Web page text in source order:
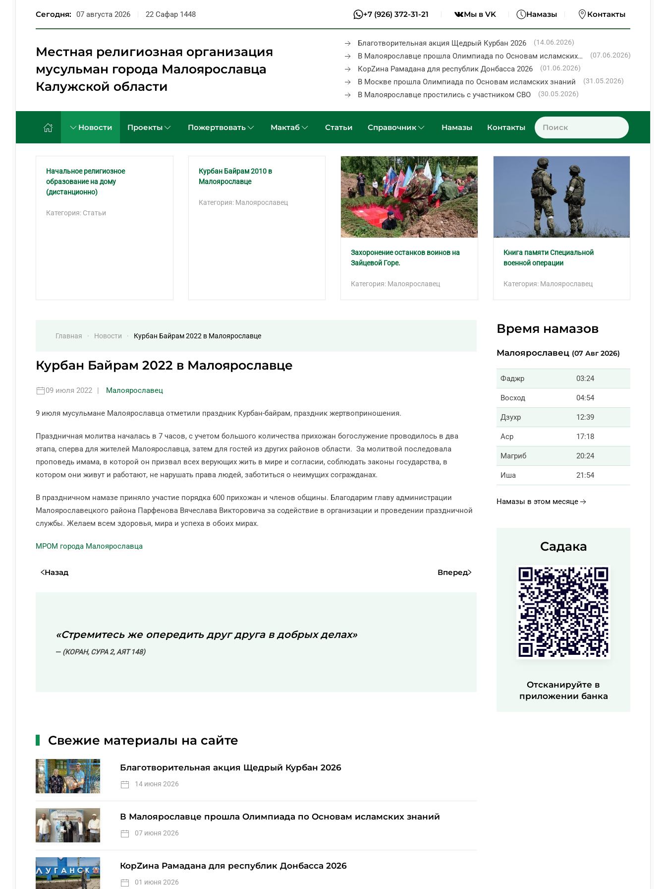
Перейти к содержимому
Сегодня: 07 августа 2026 22 Сафар 1448 +7 (926) 372-31-21 Мы в VK Намазы Контакты
Местная религиозная организация
мусульман города Малоярославца
Калужской области
Благотворительная акция Щедрый Курбан 2026 (14.06.2026)
В Малоярославце прошла Олимпиада по Основам исламских… (07.06.2026)
КорZина Рамадана для республик Донбасса 2026 (01.06.2026)
В Москве прошла Олимпиада по Основам исламских знаний (31.05.2026)
В Малоярославце простились с участником СВО (30.05.2026)
Новости Проекты Пожертвовать Мактаб Статьи Справочник Намазы Контакты
Начальное религиозное
образование на дому
(дистанционно)
Категория: Статьи
Курбан Байрам 2010 в
Малоярославце
Категория: Малоярославец
Захоронение останков воинов на
Зайцевой Горе.
Категория: Малоярославец
Книга памяти Специальной
военной операции
Категория: Малоярославец
Главная Новости Курбан Байрам 2022 в Малоярославце
Курбан Байрам 2022 в Малоярославце
09 июля 2022 | Малоярославец
9 июля мусульмане Малоярославца отметили праздник Курбан-байрам, праздник жертвоприношения.
Праздничная молитва началась в 7 часов, с учетом большого количества прихожан богослужение проводилось в два
этапа, сперва для жителей Малоярославца, затем для гостей из других районов области. За молитвой последовала
проповедь имама, в которой он призвал всех верующих жить в мире и согласии, соблюдать законы государства, в
котором они живут и работают, не нарушать права людей, заботиться о неимущих согражданах.
В праздничном намазе приняло участие порядка 600 прихожан и членов общины. Благодарим главу администрации
Малоярославецкого района Парфенова Вячеслава Викторовича за содействие в организации и проведении праздничной
службы. Желаем всем здоровья, мира и успеха в обоих мирах.
МРОМ города Малоярославца
Назад Вперед
«Стремитесь же опередить друг друга в добрых делах»
(КОРАН, СУРА 2, АЯТ 148)
Время намазов
Малоярославец (07 Авг 2026)
Фаджр 03:24
Восход 04:54
Дзухр 12:39
Аср 17:18
Магриб 20:24
Иша 21:54
Намазы в этом месяце
Садака
Отсканируйте в
приложении банка
Свежие материалы на сайте
Благотворительная акция Щедрый Курбан 2026
14 июня 2026
В Малоярославце прошла Олимпиада по Основам исламских знаний
07 июня 2026
КорZина Рамадана для республик Донбасса 2026
01 июня 2026